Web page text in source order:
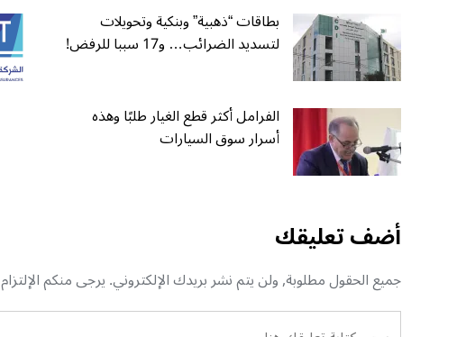
بطاقات “ذهبية” وبنكية وتحويلات
لتسديد الضرائب… و17 سببا للرفض!
الفرامل أكثر قطع الغيار طلبًا وهذه
أسرار سوق السيارات
أضف تعليقك
جميع الحقول مطلوبة, ولن يتم نشر بريدك الإلكتروني. يرجى منكم الإلتزام